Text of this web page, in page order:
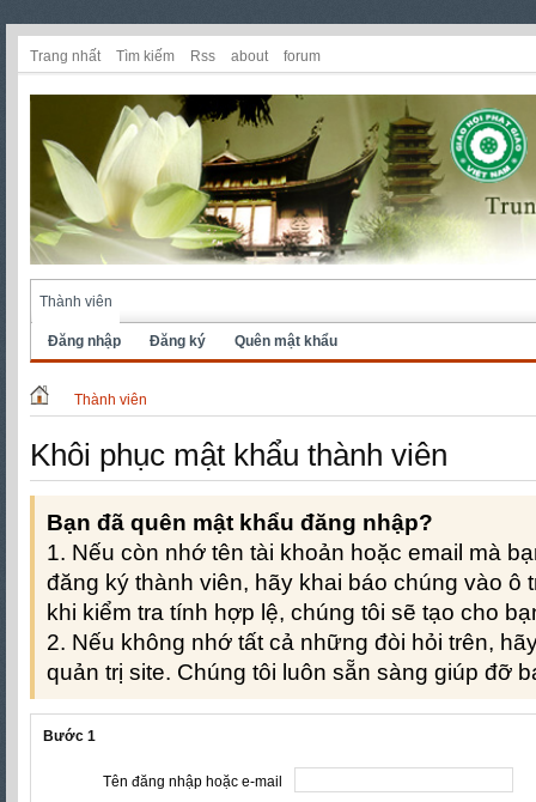
Trang nhất Tìm kiếm Rss about forum
Thành viên
Đăng nhập Đăng ký Quên mật khẩu
Thành viên
Khôi phục mật khẩu thành viên
Bạn đã quên mật khẩu đăng nhập?
Nếu còn nhớ tên tài khoản hoặc email mà
đăng ký thành viên, hãy khai báo chúng vào ô
khi kiểm tra tính hợp lệ, chúng tôi sẽ tạo cho
Nếu không nhớ tất cả những đòi hỏi trên,
quản trị site. Chúng tôi luôn sẵn sàng giúp đỡ
Bước 1
Tên đăng nhập hoặc e-mail